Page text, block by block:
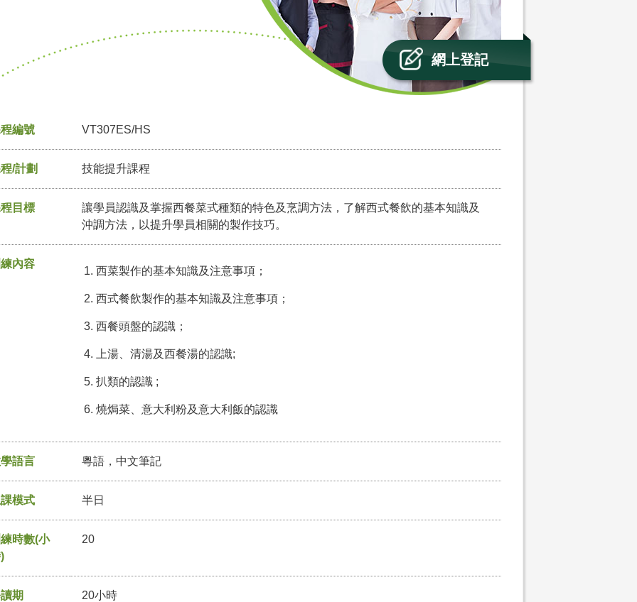
網上登記
編號 VT307ES/HS
/計劃 技能提升課程
目標
讓學員認識及掌握西餐菜式種類的特色及烹調方法，了解西式餐飲的基本知識及
沖調方法，以提升學員相關的製作技巧。
內容
西菜製作的基本知識及注意事項；
西式餐飲製作的基本知識及注意事項；
西餐頭盤的認識；
上湯、清湯及西餐湯的認識;
扒類的認識 ;
燒焗菜、意大利粉及意大利飯的認識
語言 粵語，中文筆記
模式 半日
時數(小
20
期 20小時